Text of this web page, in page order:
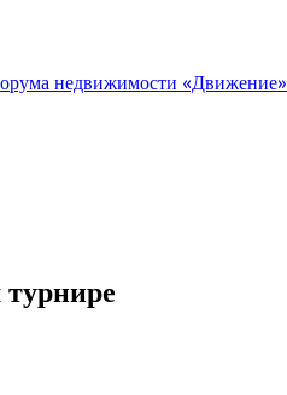
недвижимости «Движение»